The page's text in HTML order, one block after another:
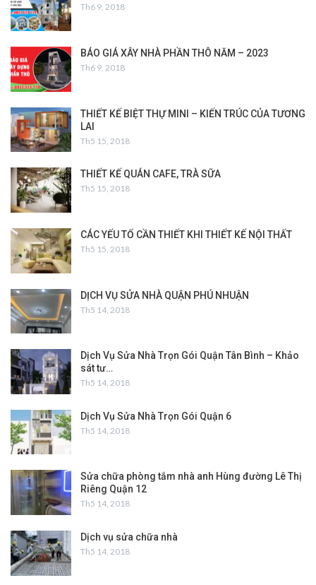
Th6 9, 2018
BÁO GIÁ XÂY NHÀ PHẦN THÔ NĂM – 2023
Th6 9, 2018
THIẾT KẾ BIỆT THỰ MINI – KIẾN TRÚC CỦA TƯƠNG
LAI
Th5 15, 2018
THIẾT KẾ QUÁN CAFE, TRÀ SỮA
Th5 15, 2018
CÁC YẾU TỐ CẦN THIẾT KHI THIẾT KẾ NỘI THẤT
Th5 15, 2018
DỊCH VỤ SỬA NHÀ QUẬN PHÚ NHUẬN
Th5 14, 2018
Dịch Vụ Sửa Nhà Trọn Gói Quận Tân Bình – Khảo
sát tư…
Th5 14, 2018
Dịch Vụ Sửa Nhà Trọn Gói Quận 6
Th5 14, 2018
Sửa chữa phòng tắm nhà anh Hùng đường Lê Thị
Riêng Quận 12
Th5 14, 2018
Dịch vụ sửa chữa nhà
Th5 14, 2018